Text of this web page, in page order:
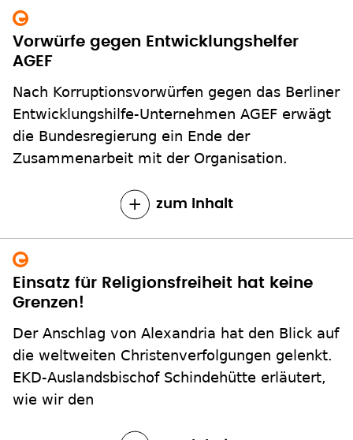
Vorwürfe gegen Entwicklungshelfer
AGEF
Nach Korruptionsvorwürfen gegen das Berliner
Entwicklungshilfe-Unternehmen AGEF erwägt
die Bundesregierung ein Ende der
Zusammenarbeit mit der Organisation.
zum Inhalt
Einsatz für Religionsfreiheit hat keine
Grenzen!
Der Anschlag von Alexandria hat den Blick auf
die weltweiten Christenverfolgungen gelenkt.
EKD-Auslandsbischof Schindehütte erläutert,
wie wir den